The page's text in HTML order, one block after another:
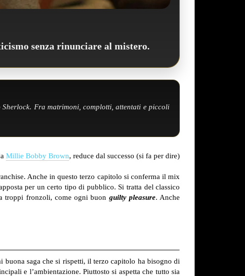
senza rinunciare al mistero.
Fra matrimoni, complotti, attentati e piccoli
Millie Bobby Brown, reduce dal successo (si fa per dire)
Anche in questo terzo capitolo si conferma il mix
per un certo tipo di pubblico. Si tratta del classico
troppi fronzoli, come ogni buon guilty pleasure. Anche
buona saga che si rispetti, il terzo capitolo ha bisogno di
e l’ambientazione. Piuttosto si aspetta che tutto sia